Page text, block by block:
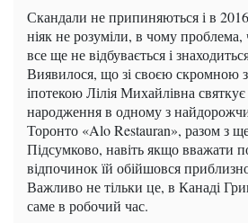
Скандали не припиняються і в 2016
ніяк не розуміли, в чому
все ще не відбувається і
Виявилося, що зі своєю скромною
іпотекою Лілія Михайлівна
народження в одному з
Торонто «Alo Restauran», разом з
Підсумково, навіть якщо вважати
відпочинок їй обійшовся
Важливо не тільки це, в Канаді
саме в робочий час.